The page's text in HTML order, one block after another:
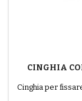
CINGHIA
Cinghia per